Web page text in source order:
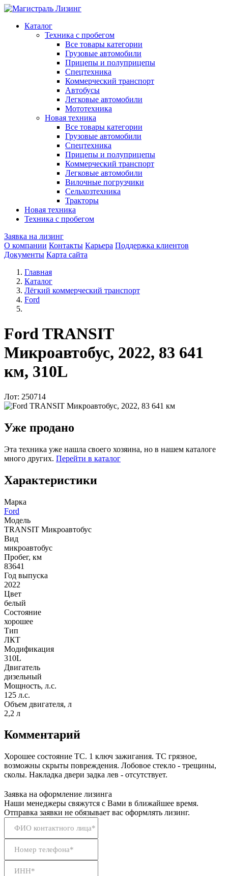
Каталог
Техника с пробегом
Все товары категории
Грузовые автомобили
Прицепы и полуприцепы
Спецтехника
Коммерческий транспорт
Автобусы
Легковые автомобили
Мототехника
Новая техника
Все товары категории
Грузовые автомобили
Спецтехника
Прицепы и полуприцепы
Коммерческий транспорт
Легковые автомобили
Вилочные погрузчики
Сельхозтехника
Тракторы
Новая техника
Техника с пробегом
Заявка на лизинг
О компании Контакты Карьера Поддержка клиентов
Документы Карта сайта
Главная
Каталог
Лёгкий коммерческий транспорт
Ford
Ford TRANSIT
Микроавтобус, 2022, 83 641
км, 310L
Лот: 250714
Уже продано
Эта техника уже нашла своего хозяина, но в нашем каталоге
много других. Перейти в каталог
Характеристики
Марка
Ford
Модель
TRANSIT Микроавтобус
Вид
микроавтобус
Пробег, км
83641
Год выпуска
2022
Цвет
белый
Состояние
хорошее
Тип
ЛКТ
Модификация
310L
Двигатель
дизельный
Мощность, л.с.
125 л.с.
Объем двигателя, л
2,2 л
Комментарий
Хорошее состояние ТС. 1 ключ зажигания. ТС грязное,
возможны скрыты повреждения. Лобовое стекло - трещины,
сколы. Накладка двери задка лев - отсутствует.
Заявка на оформление лизинга
Наши менеджеры свяжутся с Вами в ближайшее время.
Отправка заявки не обязывает вас оформлять лизинг.
ФИО контактного лица*
Номер телефона*
ИНН*